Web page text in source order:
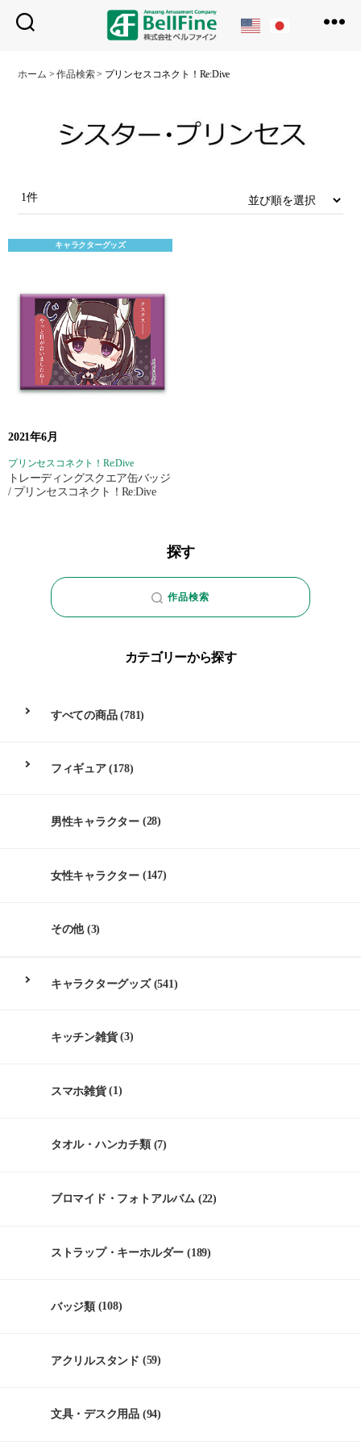
フ
ホーム >作品検索> プリンセスコネクト！Re:Dive
1件
キャラクターグッズ
2021年6月
プリンセスコネクト！Re:Dive
トレーディングスクエア缶バッジ
/ プリンセスコネクト！Re:Dive
探す
作品検索
カテゴリーから探す
すべての商品(781)
フィギュア(178)
男性キャラクター (28)
女性キャラクター (147)
その他(3)
キャラクターグッズ(541)
キッチン雑貨(3)
スマホ雑貨(1)
タオル・ハンカチ類(7)
ブロマイド・フォトアルバム (22)
ストラップ・キーホルダー (189)
バッジ類(108)
アクリルスタンド (59)
文具・デスク用品 (94)